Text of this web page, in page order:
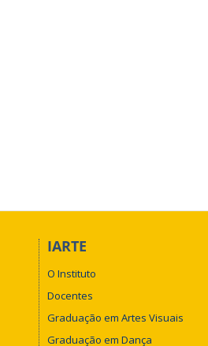
IARTE
O Instituto
Docentes
Graduação em Artes Visuais
Graduação em Dança